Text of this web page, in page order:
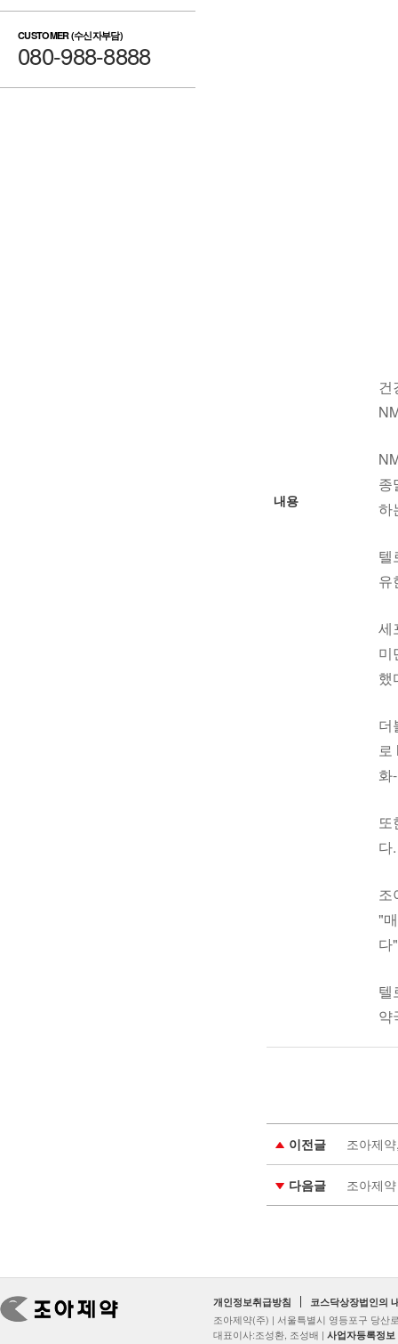
CUSTOMER (수신자부담)
080-988-8888
내용
건
종
하
텔
유
세
미
했
더
로
화
또
다
조
"
다
텔
약
이전글 조아제
다음글 조아제
개인정보취급방침 코스닥상장법인의
조아제약(주) | 서울특별시 영등포구 당산
대표이사:조성환, 조성배 | 사업자등록정보